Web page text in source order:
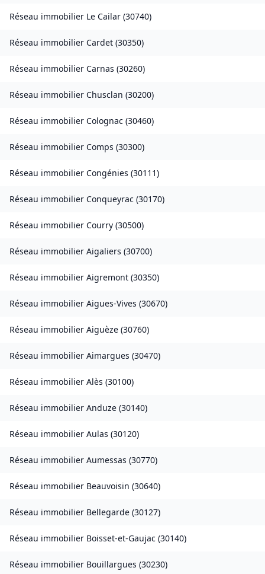
Réseau immobilier Le Cailar (30740)
Réseau immobilier Cardet (30350)
Réseau immobilier Carnas (30260)
Réseau immobilier Chusclan (30200)
Réseau immobilier Colognac (30460)
Réseau immobilier Comps (30300)
Réseau immobilier Congénies (30111)
Réseau immobilier Conqueyrac (30170)
Réseau immobilier Courry (30500)
Réseau immobilier Aigaliers (30700)
Réseau immobilier Aigremont (30350)
Réseau immobilier Aigues-Vives (30670)
Réseau immobilier Aiguèze (30760)
Réseau immobilier Aimargues (30470)
Réseau immobilier Alès (30100)
Réseau immobilier Anduze (30140)
Réseau immobilier Aulas (30120)
Réseau immobilier Aumessas (30770)
Réseau immobilier Beauvoisin (30640)
Réseau immobilier Bellegarde (30127)
Réseau immobilier Boisset-et-Gaujac (30140)
Réseau immobilier Bouillargues (30230)